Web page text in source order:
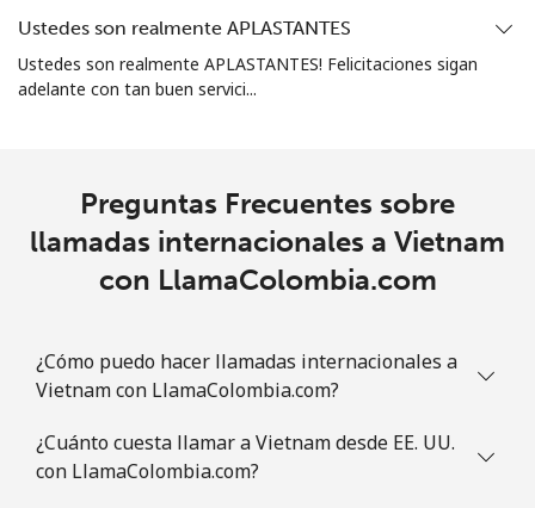
Ustedes son realmente APLASTANTES
Ustedes son realmente APLASTANTES! Felicitaciones sigan
adelante con tan buen servici...
Preguntas Frecuentes sobre
llamadas internacionales a Vietnam
con LlamaColombia.com
¿Cómo puedo hacer llamadas internacionales a
Vietnam con LlamaColombia.com?
¿Cuánto cuesta llamar a Vietnam desde EE. UU.
con LlamaColombia.com?